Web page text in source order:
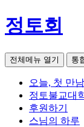
정토회
전체메뉴 열기 통
오늘, 첫 만
정토불교대
후원하기
스님의 하루